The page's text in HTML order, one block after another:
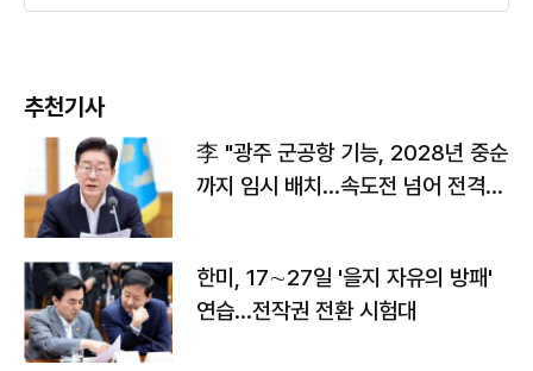
추천기사
李 "광주 군공항 기능, 2028년 중순
까지 임시 배치…속도전 넘어 전격
한미, 17∼27일 '을지 자유의 방패'
연습…전작권 전환 시험대